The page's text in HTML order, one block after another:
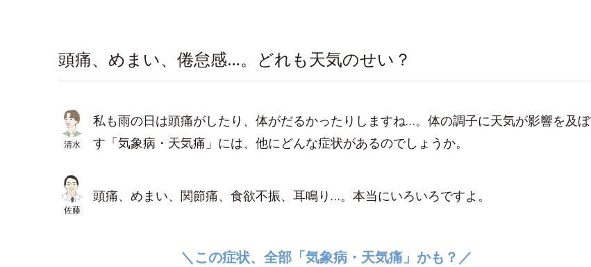
頭痛、めまい、倦怠感…。どれも天気のせい？
清水
私も雨の日は頭痛がしたり、体がだるかったりしますね…。体の調子に天気が影響を及ぼ
す「気象病・天気痛」には、他にどんな症状があるのでしょうか。
佐藤
頭痛、めまい、関節痛、食欲不振、耳鳴り…。本当にいろいろですよ。
＼この症状、全部「気象病・天気痛」かも？／